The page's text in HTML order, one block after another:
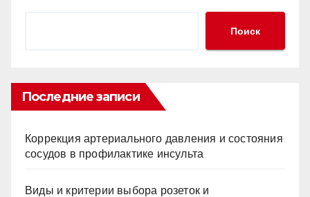
Поиск
Последние записи
Коррекция артериального давления и состояния
сосудов в профилактике инсульта
Виды и критерии выбора розеток и